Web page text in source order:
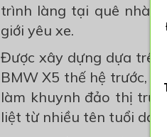
trình làng tại quê nhà
giới yêu xe.
Được xây dựng dựa
BMW X5 thế hệ trước,
làm khuynh đảo thị
liệt từ nhiều tên tuổi